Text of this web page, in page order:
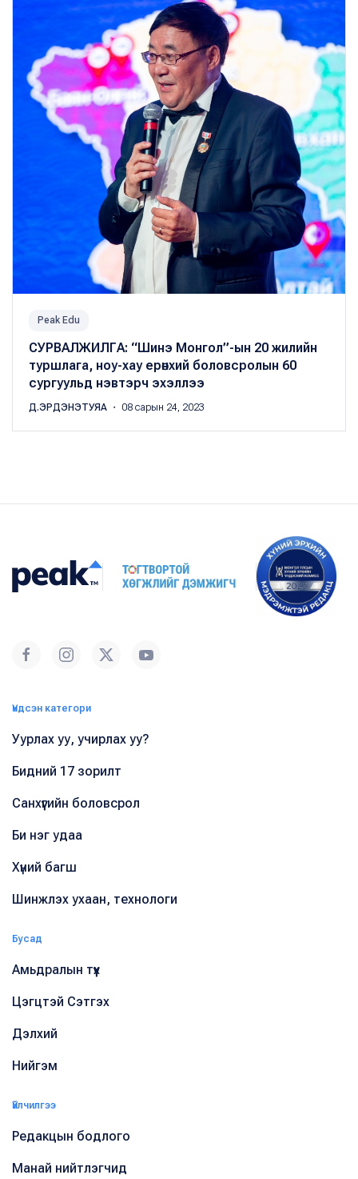
Peak Edu
СУРВАЛЖИЛГА: “Шинэ Монгол”-ын 20 жилийн
туршлага, ноу-хау ерөнхий боловсролын 60
сургуульд нэвтэрч эхэллээ
Д.ЭРДЭНЭТУЯА ・ 08 сарын 24, 2023
Үндсэн категори
Уурлах уу, учирлах уу?
Бидний 17 зорилт
Санхүүгийн боловсрол
Би нэг удаа
Хүний багш
Шинжлэх ухаан, технологи
Бусад
Амьдралын түүх
Цэгцтэй Сэтгэх
Дэлхий
Нийгэм
Үйлчилгээ
Редакцын бодлого
Манай нийтлэгчид